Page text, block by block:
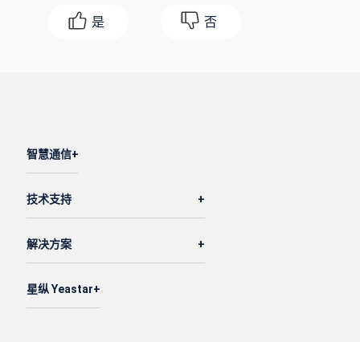
是 否
智慧通信
技术支持
解决方案
星纵 Yeastar